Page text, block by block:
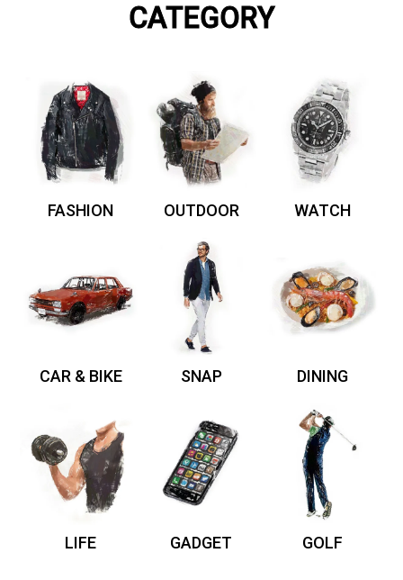
CATEGORY
FASHION OUTDOOR WATCH
CAR & BIKE SNAP DINING
LIFE GADGET GOLF